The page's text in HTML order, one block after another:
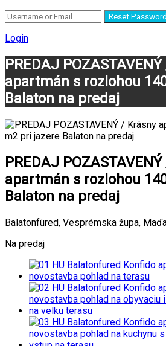
Reset Password
Login
PREDAJ
apartmán s rozlohou
Balaton na predaj
PREDAJ
apartmán s rozlohou
Balaton na predaj
Balatonfüred, Vesprémska župa,
Na predaj